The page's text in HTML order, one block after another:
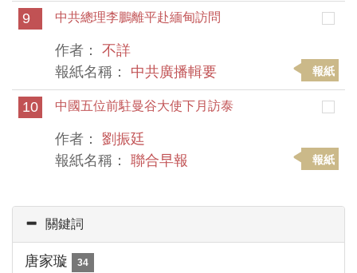
9 中共總理李鵬離平赴緬甸訪問
作者： 不詳
報紙名稱： 中共廣播輯要 報紙
10 中國五位前駐曼谷大使下月訪泰
作者： 劉振廷
報紙名稱： 聯合早報 報紙
關鍵詞
唐家璇 34